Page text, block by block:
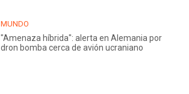
MUNDO
"Amenaza híbrida": alerta en Alemania por
dron bomba cerca de avión ucraniano